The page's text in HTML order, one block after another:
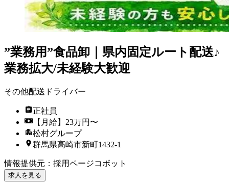
”業務用”食品卸｜県内固定ルート配送♪
業務拡大/未経験大歓迎
その他配送ドライバー
正社員
【月給】23万円〜
松村グループ
群馬県高崎市新町1432‐1
情報提供元 ： 採用ページコボット
求人を見る